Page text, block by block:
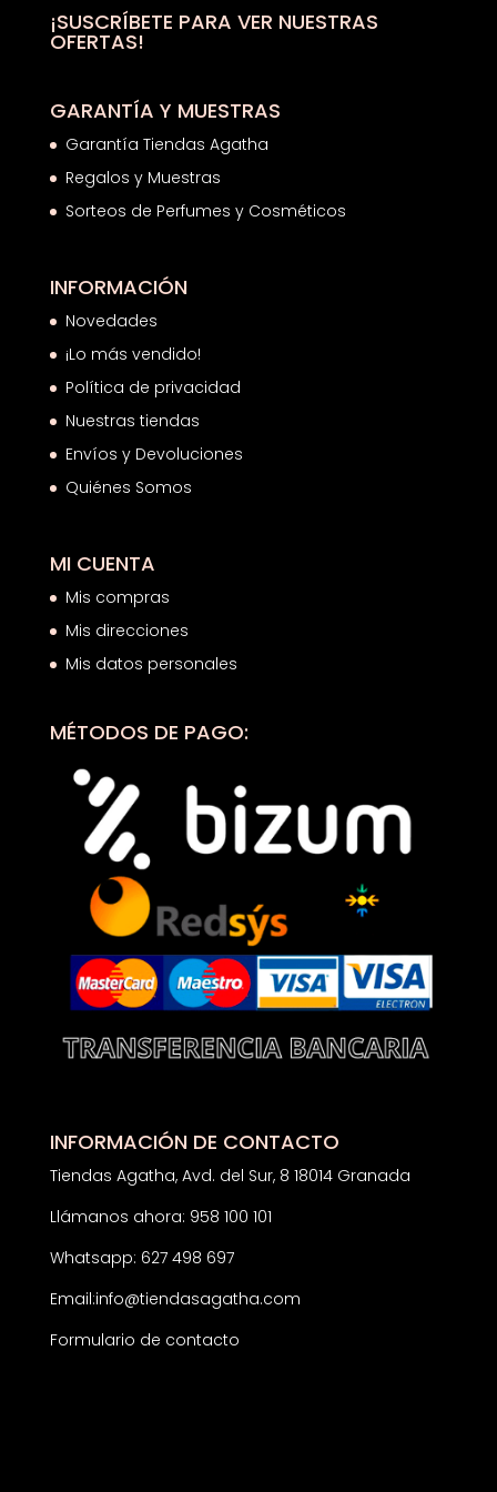
¡SUSCRÍBETE PARA VER NUESTRAS
OFERTAS!
GARANTÍA Y MUESTRAS
Garantía Tiendas Agatha
Regalos y Muestras
Sorteos de Perfumes y Cosméticos
INFORMACIÓN
Novedades
¡Lo más vendido!
Política de privacidad
Nuestras tiendas
Envíos y Devoluciones
Quiénes Somos
MI CUENTA
Mis compras
Mis direcciones
Mis datos personales
MÉTODOS DE PAGO:
INFORMACIÓN DE CONTACTO
Tiendas Agatha, Avd. del Sur, 8 18014 Granada
Llámanos ahora: 958 100 101
Whatsapp: 627 498 697
Email:info@tiendasagatha.com
Formulario de contacto